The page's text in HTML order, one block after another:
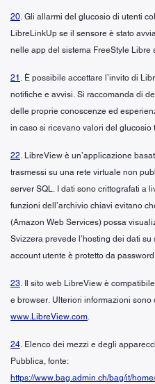
20. Gli allarmi del glucosio di utenti
LibreLinkUp se il sensore è stato
nelle app del sistema FreeStyle Libre
21 . È possibile accettare l’invito di
notifiche e avvisi. Si raccomanda di
delle proprie conoscenze ed
in caso si ricevano valori del glucosio
22. LibreView è un’applicazione
trasmessi su una rete virtuale non
server SQL. I dati sono crittografati a
funzioni dell’archivio chiavi evitano
(Amazon Web Services) possa
Svizzera prevede l’hosting dei dati
account utente è protetto da
23. Il sito web LibreView è
e browser. Ulteriori informazioni sono
www.LibreView.com.
24. Elenco dei mezzi e degli
Pubblica, fonte:
https://www.bag.admin.ch/bag/it/